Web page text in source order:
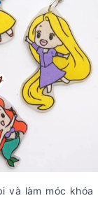
và làm móc khóa